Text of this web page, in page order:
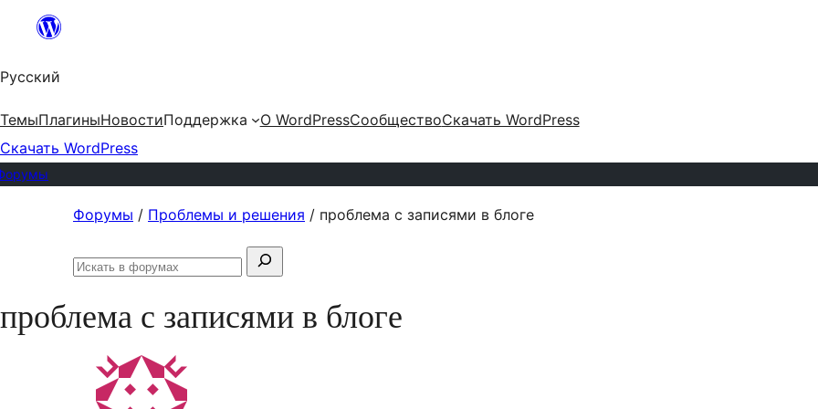
Перейти
содержимому
Русский
ТемыПлагиныНовостиПоддержка О WordPressСообществоСкачать WordPress
Скачать WordPress
содержимому
Форумы / Проблемы и решения / проблема с записями в блоге
Поиск:
Искать
проблема с записями в блоге